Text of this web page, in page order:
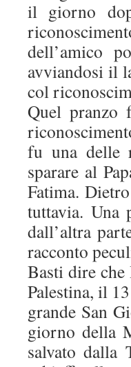
il giorno
dell’amico
avviandosi il
col
Quel pranzo
fu una delle
sparare al
Fatima.
tuttavia. Una
dall’altra
racconto
Basti dire
Palestina, il
grande San
giorno della
salvato dalla